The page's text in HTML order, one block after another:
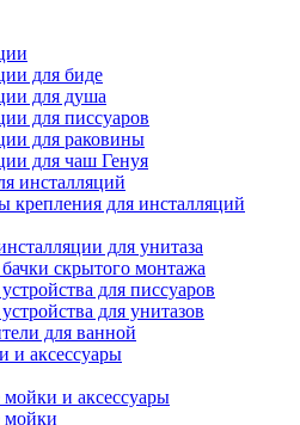
для биде
для душа
для писсуаров
для раковины
для чаш Генуя
инсталляций
крепления для инсталляций
для унитаза
скрытого монтажа
для писсуаров
для унитазов
для ванной
и аксессуары
и аксессуары
мойки